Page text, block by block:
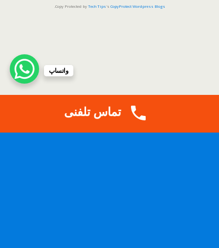
Copy Protected by Tech Tips 's CopyProtect Wordpress Blogs
.
واتساپ
تماس تلفنی